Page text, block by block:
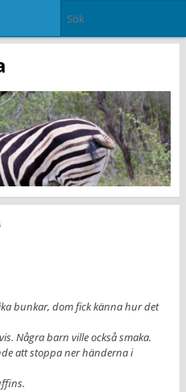
bunkar, dom fick känna hur det
Några barn ville också smaka.
att stoppa ner händerna i